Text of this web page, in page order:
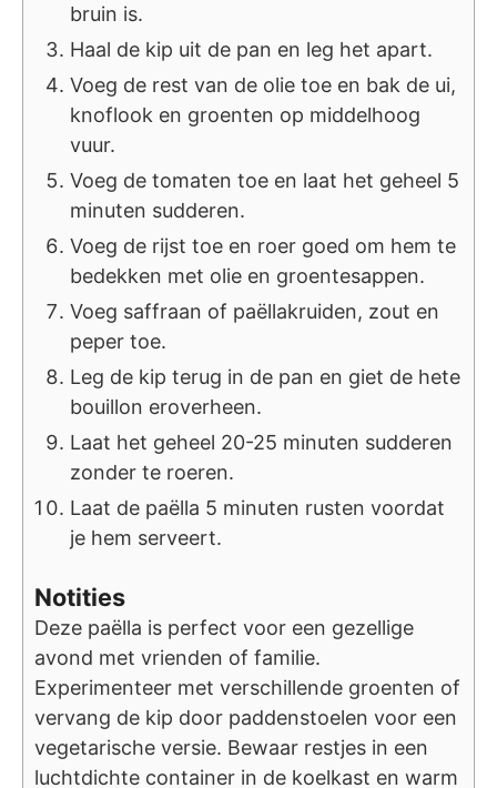
bruin is.
Haal de kip uit de pan en leg het apart.
Voeg de rest van de olie toe en bak de ui,
knoflook en groenten op middelhoog
vuur.
Voeg de tomaten toe en laat het geheel 5
minuten sudderen.
Voeg de rijst toe en roer goed om hem te
bedekken met olie en groentesappen.
Voeg saffraan of paëllakruiden, zout en
peper toe.
Leg de kip terug in de pan en giet de hete
bouillon eroverheen.
Laat het geheel 20-25 minuten sudderen
zonder te roeren.
Laat de paëlla 5 minuten rusten voordat
je hem serveert.
Notities
Deze paëlla is perfect voor een gezellige
avond met vrienden of familie.
Experimenteer met verschillende groenten of
vervang de kip door paddenstoelen voor een
vegetarische versie. Bewaar restjes in een
luchtdichte container in de koelkast en warm